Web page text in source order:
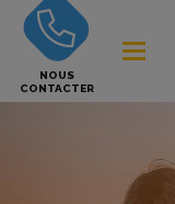
NOUS
CONTACTER